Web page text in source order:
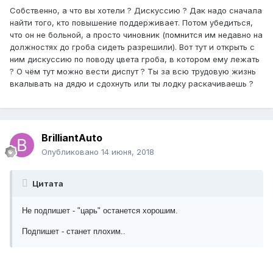
Собственно, а что вы хотели ? Дискуссию ? Дак надо сначала
найти того, кто повышение поддерживает. Потом убедиться,
что он не больной, а просто чиновник (помнится им недавно на
должностях до гроба сидеть разрешили). Вот тут и открыть с
ним дискуссию по поводу цвета гроба, в котором ему лежать
? О чём тут можно вести диспут ? Ты за всю трудовую жизнь
вкалывать на дядю и сдохнуть или ты лодку раскачиваешь ?
BrilliantAuto
Опубликовано 14 июня, 2018
Цитата
Не подпишет - "царь" останется хорошим.
Подпишет - станет плохим..